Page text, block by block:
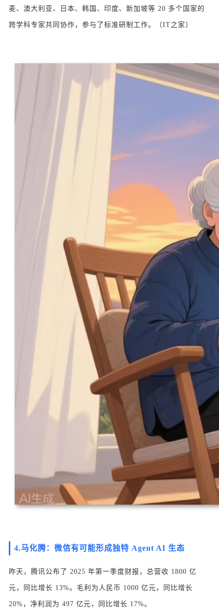
麦、澳大利亚、日本、韩国、印度、新加坡等 20 多个国家的
跨学科专家共同协作，参与了标准研制工作。（IT之家）
4.马化腾：微信有可能形成独特 Agent AI 生态
昨天，腾讯公布了 2025 年第一季度财报，总营收 1800 亿
元，同比增长 13%。毛利为人民币 1000 亿元，同比增长
20%，净利润为 497 亿元，同比增长 17%。